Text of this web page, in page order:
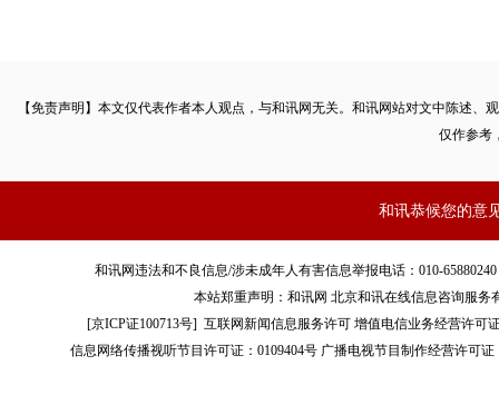
【免责声明】本文仅代表作者本人观点，与和讯网无关。和讯网站对文中陈述
仅作参考
和讯恭候您的意
和讯网违法和不良信息/涉未成年人有害信息举报电话：010-
本站郑重声明：和讯网 北京和讯在线信息咨询服
[京ICP证100713号]互联网新闻信息服务许可 增值电信业务经营许可
信息网络传播视听节目许可证：0109404号 广播电视节目制作经营许可证